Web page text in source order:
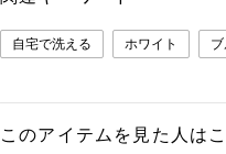
自宅で洗える ホワイト
このアイテムを見た人は